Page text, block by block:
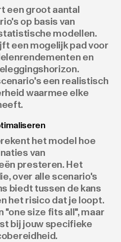
een groot aantal
op basis van
modellen.
een mogelijk pad voor
en
een realistisch
waarmee elke
het model hoe
van
presteren. Het
over alle scenario's
biedt tussen de kans
het risico dat je loopt.
"one size fits all", maar
bij jouw specifieke